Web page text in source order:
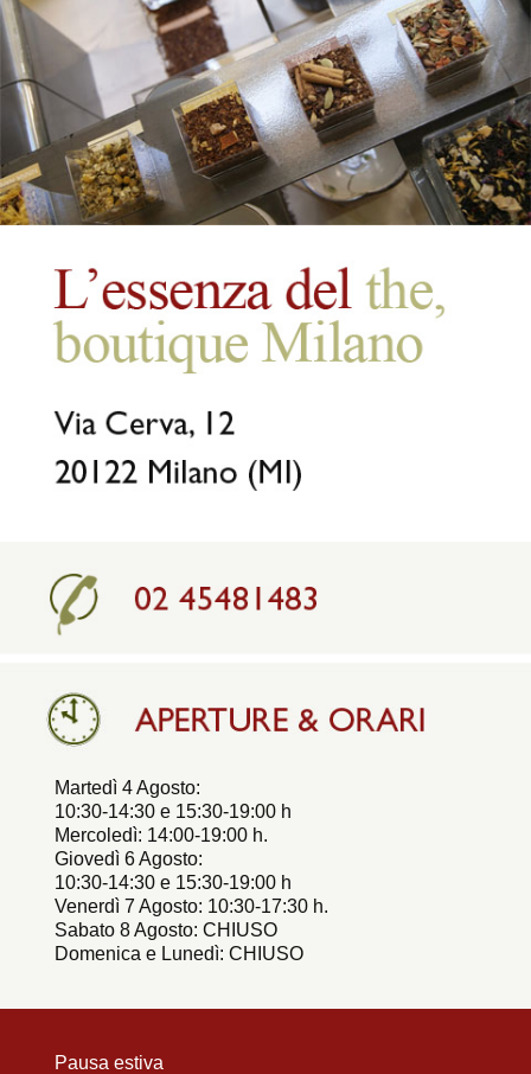
Martedì 4 Agosto:
10:30-14:30 e 15:30-19:00 h
Mercoledì: 14:00-19:00 h.
Giovedì 6 Agosto:
10:30-14:30 e 15:30-19:00 h
Venerdì 7 Agosto: 10:30-17:30 h.
Sabato 8 Agosto: CHIUSO
Domenica e Lunedì: CHIUSO
Pausa estiva